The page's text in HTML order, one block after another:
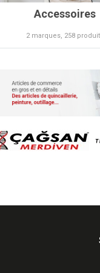
Accessoires
2 marques, 258